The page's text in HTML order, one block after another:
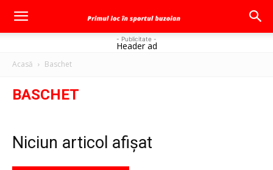
- Publicitate -
Header ad
Acasă Baschet
BASCHET
Niciun articol afișat